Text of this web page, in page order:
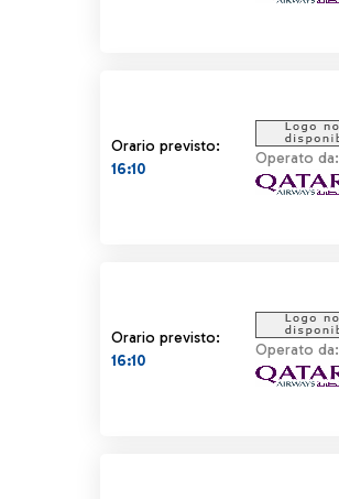
Orario previsto:
16:10
Operato da:
Orario previsto:
16:10
Operato da: